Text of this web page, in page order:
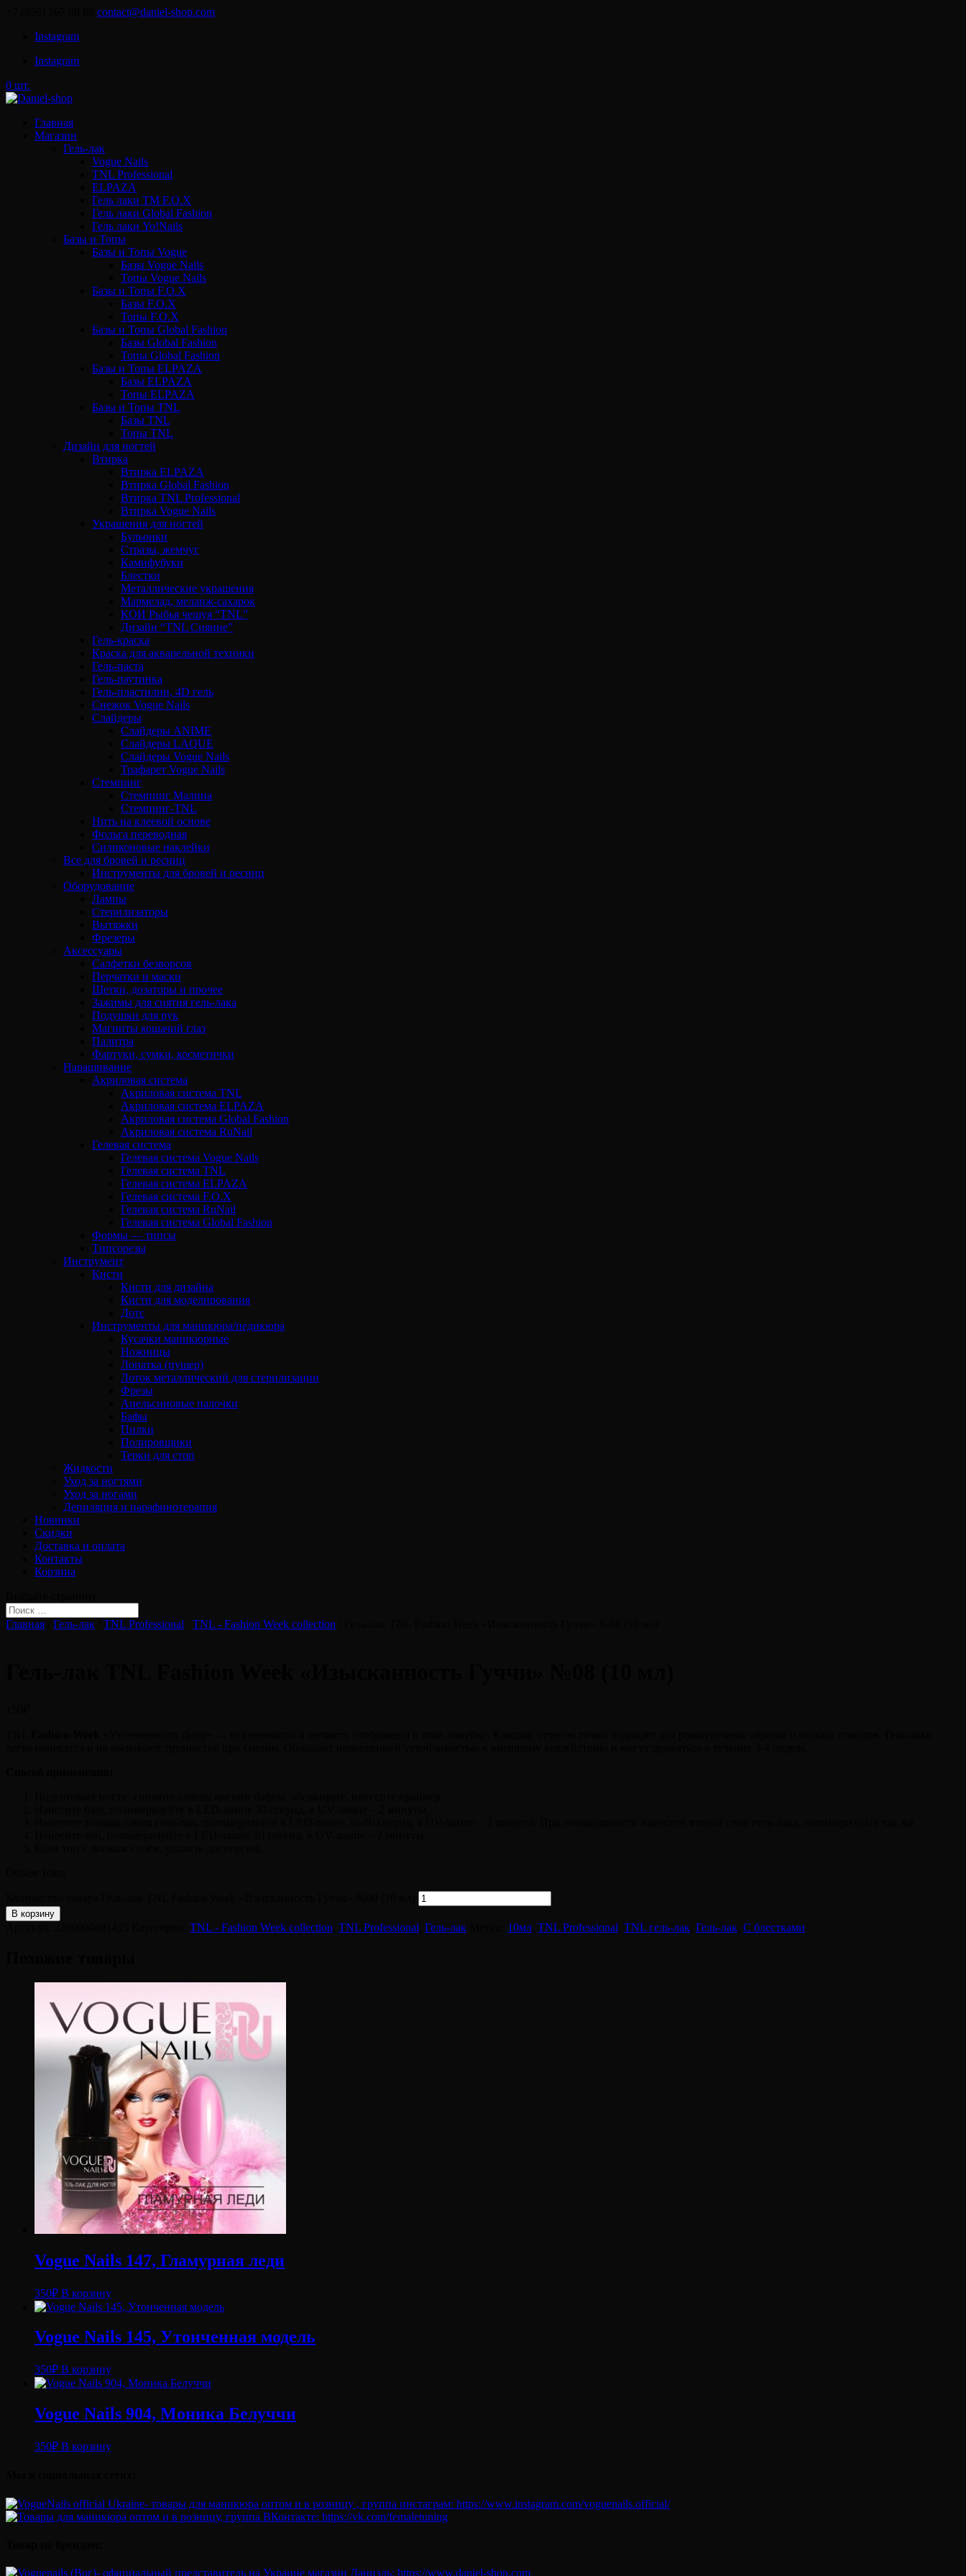
contact@daniel-shop.com
Instagram
Instagram
0 шт.
Главная
Магазин
Гель-лак
Vogue Nails
TNL Professional
ELPAZA
Гель лаки ТМ F.O.X
Гель лаки Global Fashion
Гель лаки Yo!Nails
Базы и Топы
Базы и Топы Vogue
Базы Vogue Nails
Топы Vogue Nails
Базы и Топы F.O.X
Базы F.O.X
Топы F.O.X
Базы и Топы Global Fashion
Базы Global Fashion
Топы Global Fashion
Базы и Топы ELPAZA
Базы ELPAZA
Топы ELPAZA
Базы и Топы TNL
Базы TNL
Топы TNL
Дизайн для ногтей
Втирка
Втирка ELPAZA
Втирка Global Fashion
Втирка TNL Professional
Втирка Vogue Nails
Украшения для ногтей
Бульонки
Стразы, жемчуг
Камифубуки
Блестки
Металлические украшения
Мармелад, меланж-сахарок
КОИ Рыбья чешуя “TNL”
Дизайн “TNL Сияние”
Гель-краска
Краска для акварельной техники
Гель-паста
Гель-паутинка
Гель-пластилин, 4D гель
Снежок Vogue Nails
Слайдеры
Слайдеры ANIME
Слайдеры LAQUE
Слайдеры Vogue Nails
Трафарет Vogue Nails
Стемпинг
Стемпинг Малина
Стемпинг-TNL
Нить на клеевой основе
Фольга переводная
Силиконовые наклейки
Все для бровей и ресниц
Инструменты для бровей и ресниц
Оборудование
Лампы
Стерилизаторы
Вытяжки
Фрезеры
Аксессуары
Салфетки безворсов
Перчатки и маски
Щетки, дозаторы и прочее
Зажимы для снятия гель-лака
Подушки для рук
Магниты кошачий глаз
Палитра
Фартуки, сумки, косметички
Наращивание
Акриловая система
Акриловая система TNL
Акриловая система ELPAZA
Акриловая система Global Fashion
Акриловая система RuNail
Гелевая система
Гелевая система Vogue Nails
Гелевая система TNL
Гелевая система ELPAZA
Гелевая система F.O.X
Гелевая система RuNail
Гелевая система Global Fashion
Формы — типсы
Типсорезы
Инструмент
Кисти
Кисти для дизайна
Кисти для моделирования
Дотс
Инструменты для маникюра/педикюра
Кусачки маникюрные
Ножницы
Лопатка (пушер)
Лоток металлический для стерилизации
Фрезы
Апельсиновые палочки
Бафы
Пилки
Полировщики
Терки для стоп
Жидкости
Уход за ногтями
Уход за ногами
Депиляция и парафинотерапия
Новинки
Скидки
Доставка и оплата
Контакты
Корзина
Главная Гель-лак TNL Professional TNL - Fashion Week collection
В корзину
TNL - Fashion Week collection TNL Professional Гель-лак 10мл TNL Professional TNL гель-лак Гель-лак С блестками
Vogue Nails 147, Гламурная леди
350₽ В корзину
Vogue Nails 145, Утонченная модель
350₽ В корзину
Vogue Nails 904, Моника Белуччи
350₽ В корзину